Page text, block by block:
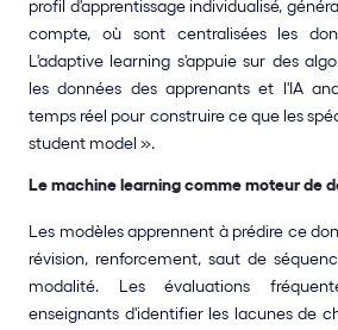
profil d'apprentissage individualisé,
compte, où sont centralisées les
L'adaptive learning s'appuie sur des
les données des apprenants et l'IA
temps réel pour construire ce que les
student model ».
Le machine learning comme moteur de
Les modèles apprennent à prédire ce
révision, renforcement, saut de
modalité. Les évaluations
enseignants d'identifier les lacunes de